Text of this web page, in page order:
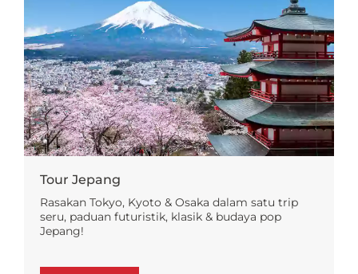
Tour Jepang
Rasakan Tokyo, Kyoto & Osaka dalam satu trip
seru, paduan futuristik, klasik & budaya pop
Jepang!